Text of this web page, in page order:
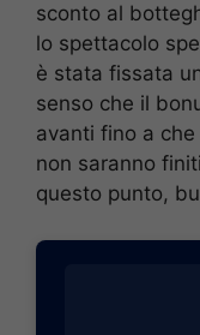
sconto al
lo spettacolo
è stata fissata
senso che il
avanti fino a
non saranno
questo punto,